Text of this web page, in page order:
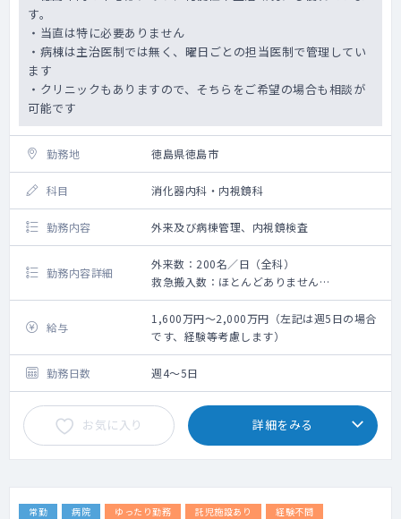
す。
・当直は特に必要ありません
・病棟は主治医制では無く、曜日ごとの担当医制で管理してい
ます
・クリニックもありますので、そちらをご希望の場合も相談が
可能です
勤務地 徳島県徳島市
科目 消化器内科・内視鏡科
勤務内容 外来及び病棟管理、内視鏡検査
勤務内容詳細
外来数：200名／日（全科）
救急搬入数：ほとんどありません
手術数：25件位／月
給与
1,600万円～2,000万円（左記は週5日の場合
です、経験等考慮します）
勤務日数 週4～5日
お気に入り 詳細をみる
常勤 病院 ゆったり勤務 託児施設あり
経験不問